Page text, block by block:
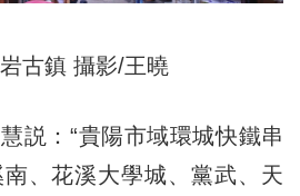
鎮 攝影/王曉
：“貴陽市域環城快鐵串
、花溪大學城、黨武、天